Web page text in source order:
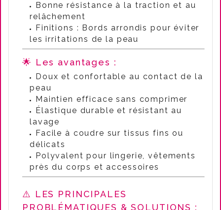
Bonne résistance à la traction et au
relâchement
Finitions : Bords arrondis pour éviter
les irritations de la peau
🌟 Les avantages :
Doux et confortable au contact de la
peau
Maintien efficace sans comprimer
Élastique durable et résistant au
lavage
Facile à coudre sur tissus fins ou
délicats
Polyvalent pour lingerie, vêtements
près du corps et accessoires
⚠️ LES PRINCIPALES
PROBLÉMATIQUES & SOLUTIONS :